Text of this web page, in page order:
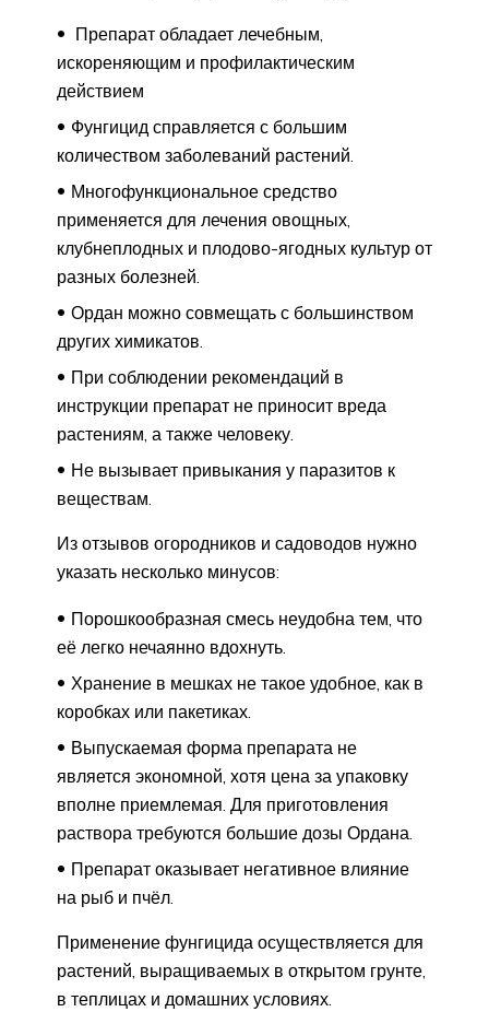
Препарат обладает лечебным,
искореняющим и профилактическим
действием
Фунгицид справляется с большим
количеством заболеваний растений.
Многофункциональное средство
применяется для лечения овощных,
клубнеплодных и плодово-ягодных культур от
разных болезней.
Ордан можно совмещать с большинством
других химикатов.
При соблюдении рекомендаций в
инструкции препарат не приносит вреда
растениям, а также человеку.
Не вызывает привыкания у паразитов к
веществам.
Из отзывов огородников и садоводов нужно
указать несколько минусов:
Порошкообразная смесь неудобна тем, что
её легко нечаянно вдохнуть.
Хранение в мешках не такое удобное, как в
коробках или пакетиках.
Выпускаемая форма препарата не
является экономной, хотя цена за упаковку
вполне приемлемая. Для приготовления
раствора требуются большие дозы Ордана.
Препарат оказывает негативное влияние
на рыб и пчёл.
Применение фунгицида осуществляется для
растений, выращиваемых в открытом грунте,
в теплицах и домашних условиях.